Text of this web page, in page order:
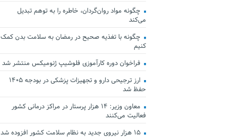
چگونه مواد روان‌گردان، خاطره را به توهم تبدیل
می‌کند
چگونه با تغذیه صحیح در رمضان به سلامت بدن کمک
کنیم
فراخوان دوره کارآموزی فلوشیپ ژنومیکس منتشر شد
ارز ترجیحی دارو و تجهیزات پزشکی در بودجه ۱۴۰۵
حفظ شد
معاون وزیر: ۱۴ هزار پرستار در مراکز درمانی کشور
فعالیت می‌کنند
۱۵ هزار نیروی جدید به نظام سلامت کشور افزوده شد